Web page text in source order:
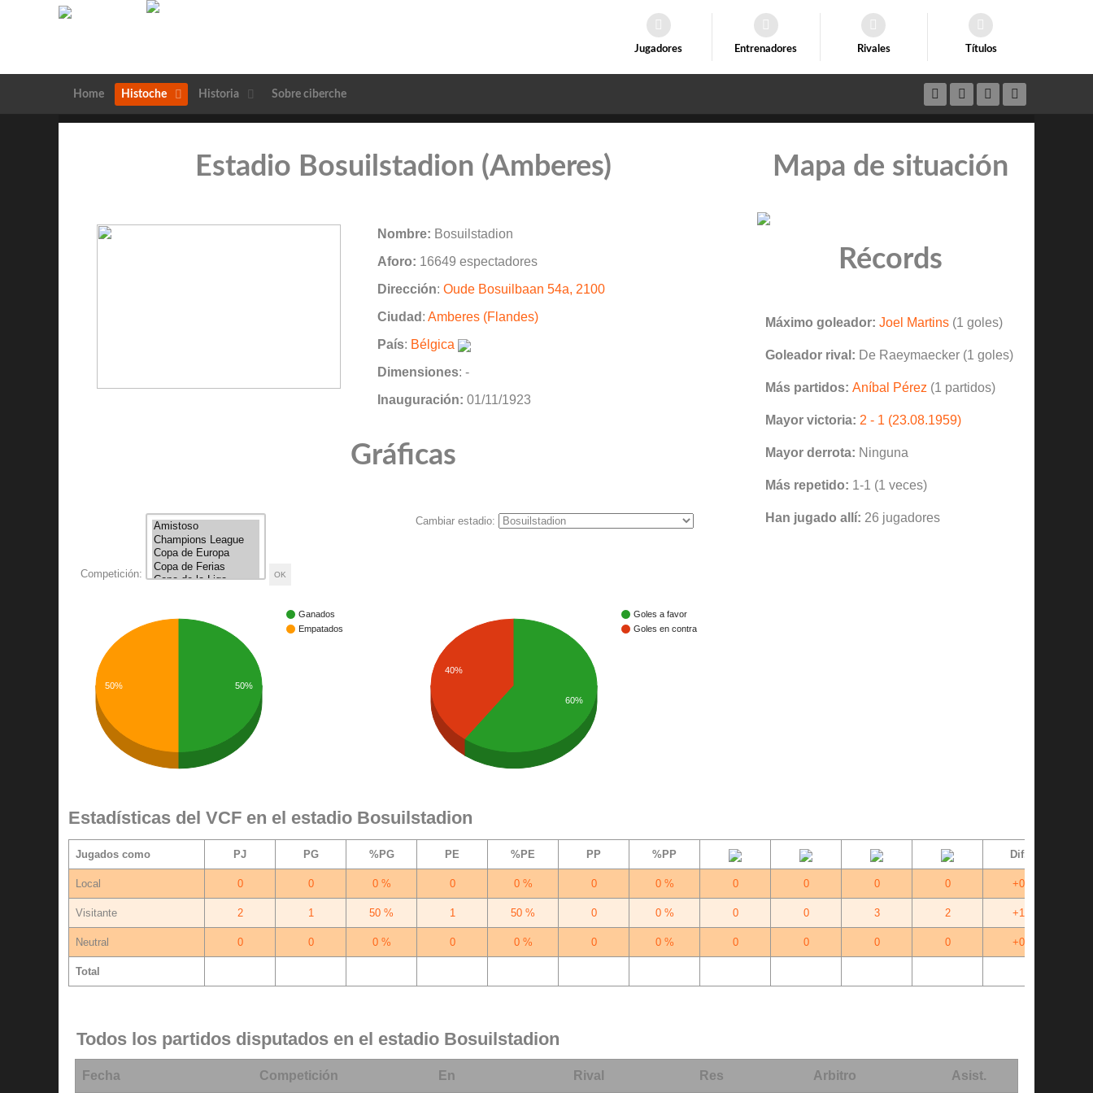
Jugadores Entrenadores Rivales Títulos
Home Histoche Historia Sobre ciberche
Estadio Bosuilstadion (Amberes)
Nombre: Bosuilstadion
Aforo: 16649 espectadores
Dirección:Oude Bosuilbaan 54a, 2100
Ciudad :Amberes (Flandes)
País: Bélgica
Dimensiones: -
Inauguración: 01/11/1923
Gráficas
Competición:
Cambiar estadio:
Ganados
Empatados
50% 50%
Goles a favor
Goles en contra
40%
60%
Mapa de situación
Récords
Máximo goleador: Joel Martins(1 goles)
Goleador rival: De Raeymaecker (1 goles)
Más partidos: Aníbal Pérez (1 partidos)
Mayor victoria: 2 - 1 (23.08.1959)
Mayor derrota: Ninguna
Más repetido: 1-1 (1 veces)
Han jugado allí: 26 jugadores
Estadísticas del VCF en el estadio Bosuilstadion
Jugados como PJ PG %PG PE %PE PP %PP Dif.
Local 0 0 0 % 0 0 % 0 0 % 0 0 0 0 +0
Visitante 2 1 50 % 1 50 % 0 0 % 0 0 3 2 +1
Neutral 0 0 0 % 0 0 % 0 0 % 0 0 0 0 +0
Total
Todos los partidos disputados en el estadio Bosuilstadion
Fecha Competición En Rival Res Arbitro Asist.